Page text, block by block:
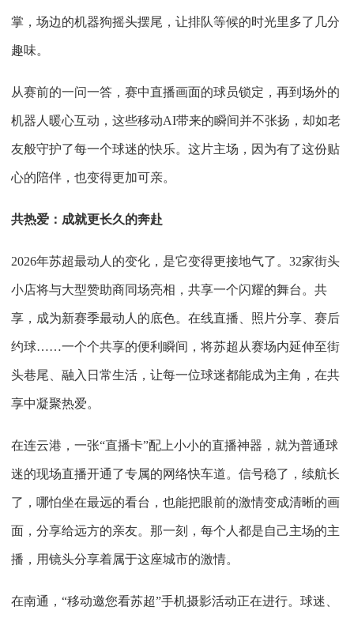
掌，场边的机器狗摇头摆尾，让排队等候的时光里多了几分
趣味。
从赛前的一问一答，赛中直播画面的球员锁定，再到场外的
机器人暖心互动，这些移动AI带来的瞬间并不张扬，却如老
友般守护了每一个球迷的快乐。这片主场，因为有了这份贴
心的陪伴，也变得更加可亲。
共热爱：成就更长久的奔赴
2026年苏超最动人的变化，是它变得更接地气了。32家街头
小店将与大型赞助商同场亮相，共享一个闪耀的舞台。共
享，成为新赛季最动人的底色。在线直播、照片分享、赛后
约球……一个个共享的便利瞬间，将苏超从赛场内延伸至街
头巷尾、融入日常生活，让每一位球迷都能成为主角，在共
享中凝聚热爱。
在连云港，一张“直播卡”配上小小的直播神器，就为普通球
迷的现场直播开通了专属的网络快车道。信号稳了，续航长
了，哪怕坐在最远的看台，也能把眼前的激情变成清晰的画
面，分享给远方的亲友。那一刻，每个人都是自己主场的主
播，用镜头分享着属于这座城市的激情。
在南通， “移动邀您看苏超”手机摄影活动正在进行。球迷、